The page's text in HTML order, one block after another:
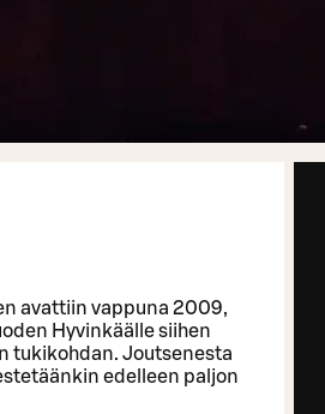
avattiin vappuna 2009,
Hyvinkäälle siihen
tukikohdan. Joutsenesta
edelleen paljon